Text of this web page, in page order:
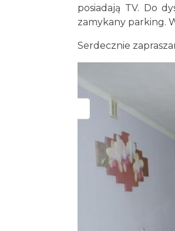
posiadają TV. Do
zamykany parking.
Serdecznie